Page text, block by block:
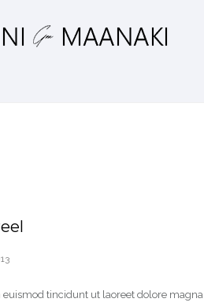
tincidunt ut laoreet dolore magna